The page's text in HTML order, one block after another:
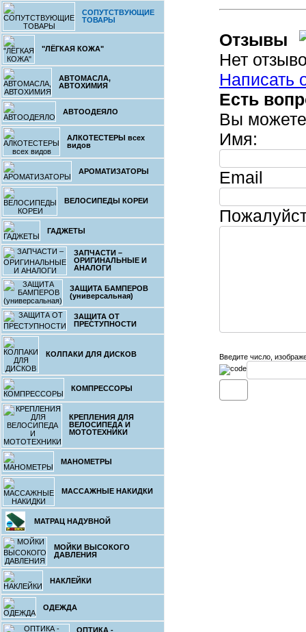
СОПУТСТВУЮЩИЕ
ТОВАРЫ
"ЛЁГКАЯ КОЖА"
АВТОМАСЛА,
АВТОХИМИЯ
АВТООДЕЯЛО
АЛКОТЕСТЕРЫ всех
видов
АРОМАТИЗАТОРЫ
ВЕЛОСИПЕДЫ КОРЕИ
ГАДЖЕТЫ
ЗАПЧАСТИ –
ОРИГИНАЛЬНЫЕ И
АНАЛОГИ
ЗАЩИТА БАМПЕРОВ
(универсальная)
ЗАЩИТА ОТ
ПРЕСТУПНОСТИ
КОЛПАКИ ДЛЯ ДИСКОВ
КОМПРЕССОРЫ
КРЕПЛЕНИЯ ДЛЯ
ВЕЛОСИПЕДА И
МОТОТЕХНИКИ
МАНОМЕТРЫ
МАССАЖНЫЕ НАКИДКИ
МАТРАЦ НАДУВНОЙ
МОЙКИ ВЫСОКОГО
ДАВЛЕНИЯ
НАКЛЕЙКИ
ОДЕЖДА
ОПТИКА -
вашего
Отзывы
Нет
Написать
Есть
Вы
Имя:
Email
Введите число,